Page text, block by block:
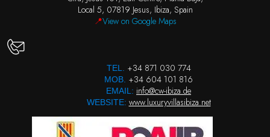
Local 5, 07819 Jesus, Ibiza, Spain
📍View on Google Maps
TEL. +34 871 030 774
MOB. +34 604 101 816
EMAIL: info@cw-ibiza.de
WEBSITE: www.luxuryvillasibiza.net